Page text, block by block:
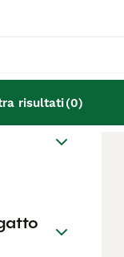
risultati(0)
un